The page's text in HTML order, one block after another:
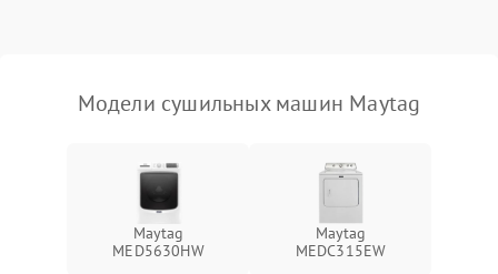
Модели сушильных машин Maytag
Maytag
MED5630HW
Maytag
MEDC315EW